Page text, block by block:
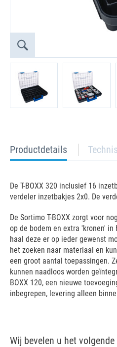
current
tab:
Productdetails
De T-BOXX 320 inclusief 16
verdeler inzetbakjes 2x0. De
De Sortimo T-BOXX zorgt voor
op de bodem en extra 'kronen'
haal deze er op ieder gewenst
het zoeken naar materiaal en
een groot aantal toepassingen.
kunnen naadloos worden
BOXX 120, een nieuwe
inbegrepen, levering alleen
Wij bevelen u het volgende